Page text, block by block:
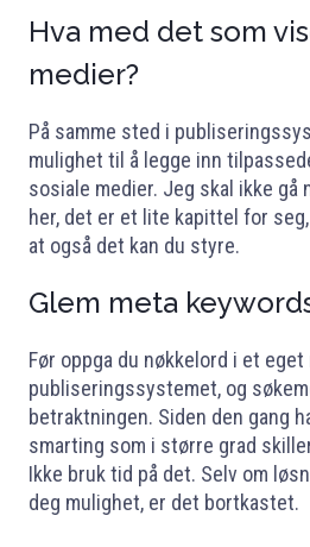
Hva med det som
medier?
På samme sted i
mulighet til å legge inn
sosiale medier. Jeg skal ikke gå
her, det er et lite kapittel for
at også det kan du styre.
Glem meta
Før oppga du nøkkelord i et
publiseringssystemet, og
betraktningen. Siden den gang
smarting som i større grad
Ikke bruk tid på det. Selv om
deg mulighet, er det bortkastet.